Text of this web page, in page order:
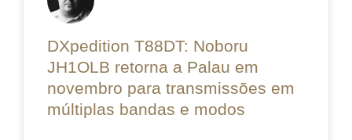
DXpedition T88DT: Noboru
JH1OLB retorna a Palau em
novembro para transmissões em
múltiplas bandas e modos